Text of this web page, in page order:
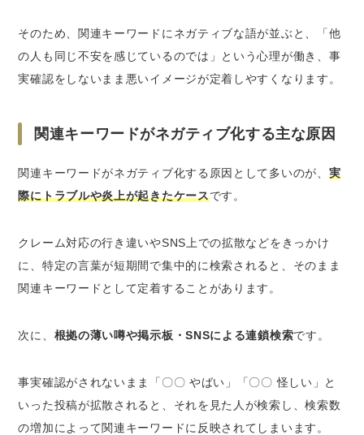
そのため、関連キーワードにネガティブな語が並ぶと、「他
の人も同じ不安を感じているのでは」という心理が働き、事
実確認をしないまま悪いイメージが定着しやすくなります。
関連キーワードがネガティブ化する主な原因
関連キーワードがネガティブ化する原因として多いのが、 実
際にトラブルや炎上が起きたケースです。
クレーム対応の行き違いやSNS上での拡散などをきっかけ
に、特定の言葉が短期間で集中的に検索されると、そのまま
関連キーワードとして定着することがあります。
次に、 根拠の薄い噂や掲示板・SNSによる連鎖検索です。
事実確認がされないまま「〇〇 やばい」「〇〇 怪しい」と
いった投稿が拡散されると、それを見た人が検索し、検索数
の増加によって関連キーワードに反映されてしまいます。